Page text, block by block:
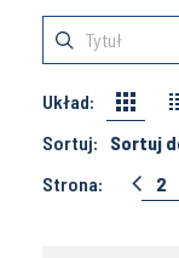
Układ:
Sortuj:
Sortuj
Strona:
2